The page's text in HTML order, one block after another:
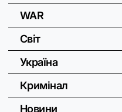
WAR
Світ
Україна
Кримінал
Новини